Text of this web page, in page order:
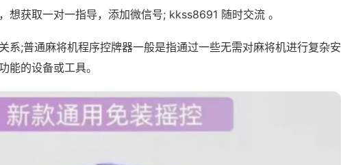
想获取一对一指导，添加微信号; kkss8691 随时交流 。
系;普通麻将机程序控牌器一般是指通过一些无需对麻将机进行复杂安
能的设备或工具。